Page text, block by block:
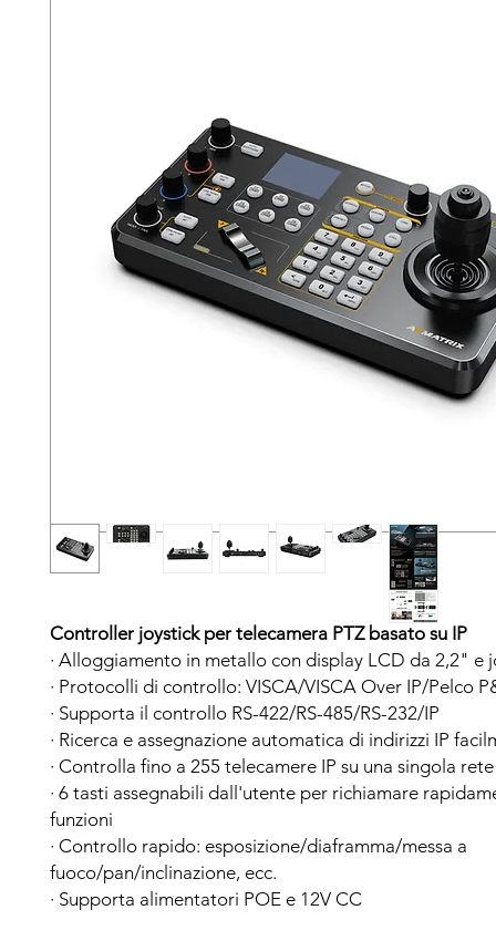
Controller joystick per telecamera PTZ basato su IP
· Alloggiamento in metallo con display LCD da 2,2" e
· Protocolli di controllo: VISCA/VISCA Over IP/Pelco
· Supporta il controllo RS-422/RS-485/RS-232/IP
· Ricerca e assegnazione automatica di indirizzi IP
· Controlla fino a 255 telecamere IP su una singola rete
· 6 tasti assegnabili dall'utente per richiamare
funzioni
· Controllo rapido: esposizione/diaframma/messa a
fuoco/pan/inclinazione, ecc.
· Supporta alimentatori POE e 12V CC